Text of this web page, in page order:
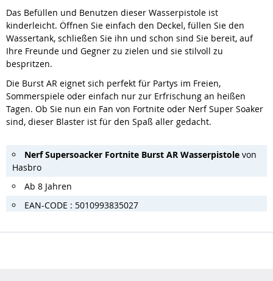
Das Befüllen und Benutzen dieser Wasserpistole ist
kinderleicht. Öffnen Sie einfach den Deckel, füllen Sie den
Wassertank, schließen Sie ihn und schon sind Sie bereit, auf
Ihre Freunde und Gegner zu zielen und sie stilvoll zu
bespritzen.
Die Burst AR eignet sich perfekt für Partys im Freien,
Sommerspiele oder einfach nur zur Erfrischung an heißen
Tagen. Ob Sie nun ein Fan von Fortnite oder Nerf Super Soaker
sind, dieser Blaster ist für den Spaß aller gedacht.
Nerf Supersoacker Fortnite Burst AR Wasserpistole von
Hasbro
Ab 8 Jahren
EAN-CODE : 5010993835027